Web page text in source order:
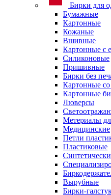
Бирки для
Бумажные
Картонные
Кожаные
Вшивные
Картонные с
Силиконовые
Пришивные
Бирки без
Картонные
Картонные
Люверсы
Метериалы
Медицинские
Петли
Пластиковые
Вырубные
Бирки-